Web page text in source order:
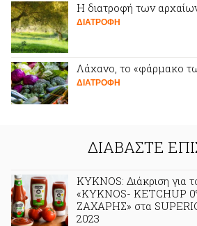
Η διατροφή των
ΔΙΑΤΡΟΦΗ
Λάχανο, το «φάρμακο
ΔΙΑΤΡΟΦΗ
ΔΙΑΒΑΣΤΕ
KYKNOS: Διάκριση για
«ΚΥΚΝΟS- KETCHUP
ΖΑΧΑΡΗΣ» στα
2023